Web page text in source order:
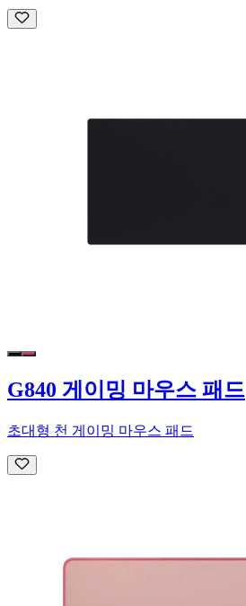
G840 게이밍 마우스 패드
초대형 천 게이밍 마우스 패드